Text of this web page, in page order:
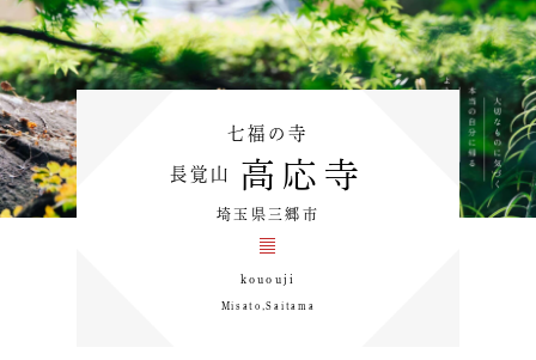
七福の寺
長覚山 高応寺
埼玉県三郷市
kououji
Misato,Saitama